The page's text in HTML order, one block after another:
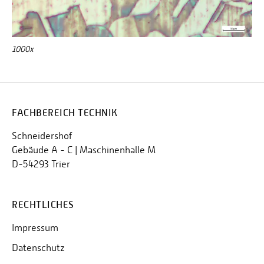
1000x
FACHBEREICH TECHNIK
Schneidershof
Gebäude A - C | Maschinenhalle M
D-54293 Trier
RECHTLICHES
Impressum
Datenschutz